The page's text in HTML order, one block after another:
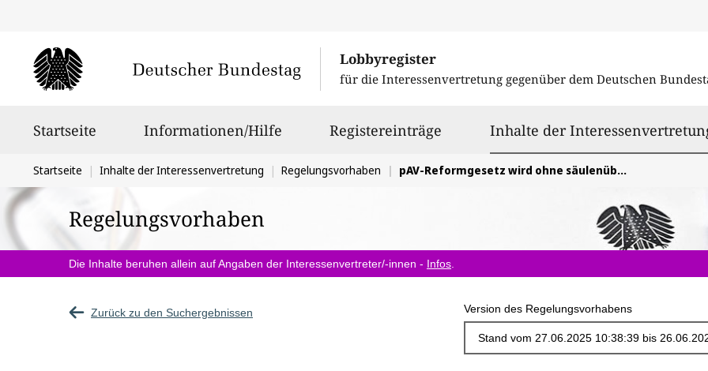
Lobbyregister
für die Interessenvertretung gegenüber dem Deutschen
Startseite Informationen/Hilfe Registereinträge Inhalte der
Sie
befinden
sich
hier:
Startseite Inhalte der Interessenvertretung Regelungsvorhaben pAV-Reformgesetz wird ohne säulenübergreifendes Gesamtkonzept für die Altersvorsorge angegangen
Regelungsvorhaben
Die Inhalte beruhen allein auf Angaben der Interessenvertreter/-innen - Infos
Zurück zu den Suchergebnissen Version des Regelungsvorhabens